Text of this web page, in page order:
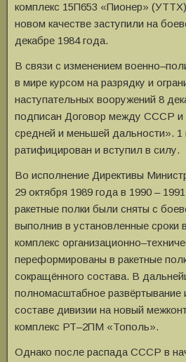
комплекс 15П653 «Пионер»
новом качестве заступили на
декабре 1984 года.
В связи с изменением
в мире курсом на разрядку и
наступательных вооружений 8
подписан Договор между СССР
средней и меньшей дальности».
ратифицирован и вступил в силу.
Во исполнение Директивы
29 октября 1989 года в 1990 –
ракетные полки были сняты с
выполнив в установленные сроки
комплекс
переформированы в ракетные
сокращённого состава. В
полномасштабное развёртывание
составе дивизии на новый
комплекс РТ–2ПМ «Тополь».
Однако после распада СССР в